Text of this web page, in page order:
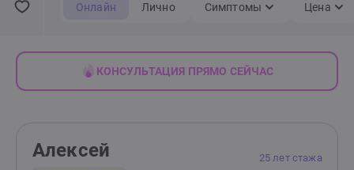
Онлайн Лично Симптомы Цена
КОНСУЛЬТАЦИЯ ПРЯМО СЕЙЧАС
25 лет стажа
Алексей